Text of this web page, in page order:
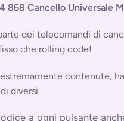
868 Cancello Universale
dei telecomandi di
che rolling code!
contenute,
diversi.
odice a ogni pulsante